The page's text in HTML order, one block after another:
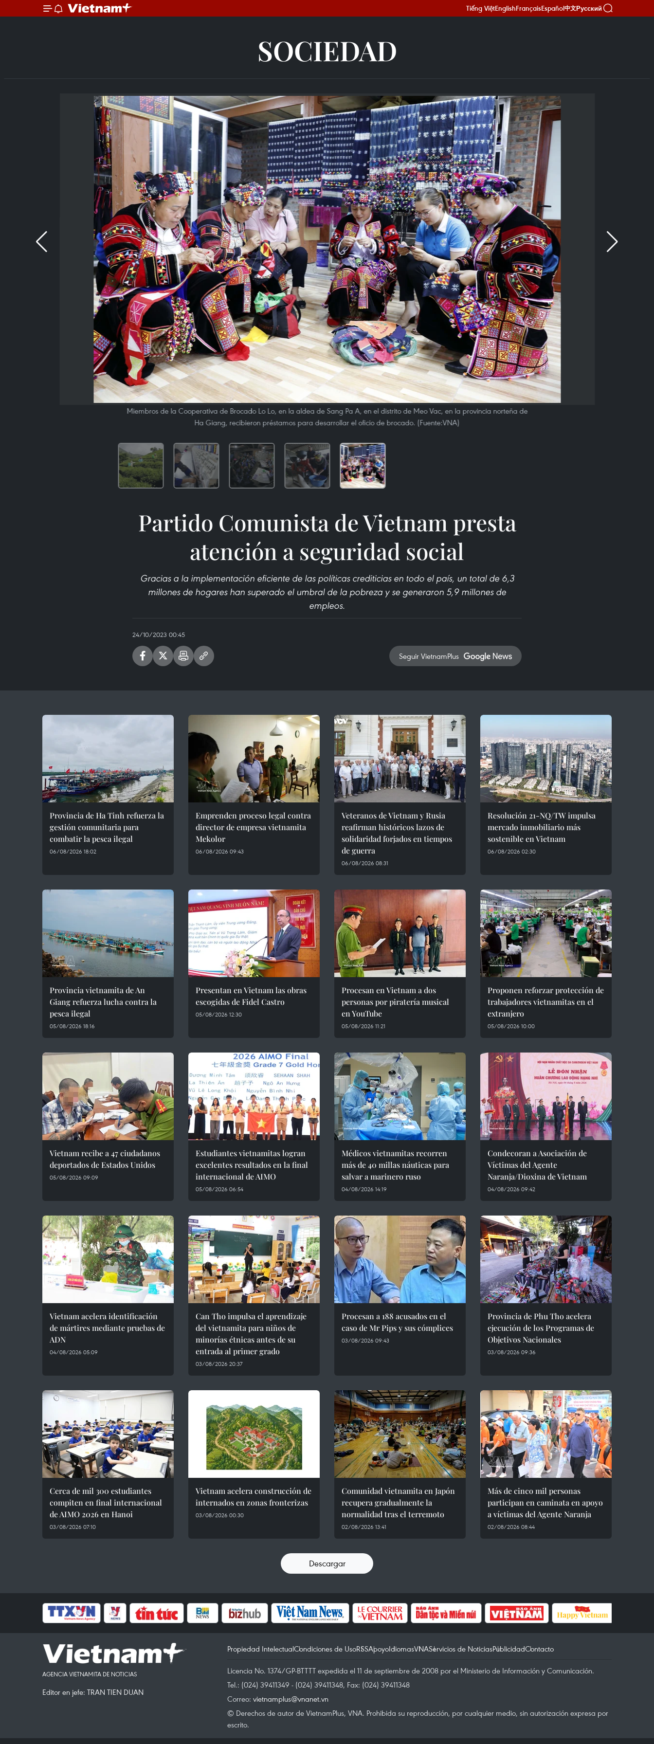
Tiếng ViệtEnglishFrançaisEspañol中文Русский
SOCIEDAD
Miembros de la Cooperativa de Brocado Lo Lo, en la aldea de Sang Pa A, en el distrito de Meo Vac, en la provincia norteña de
Ha Giang, recibieron préstamos para desarrollar el oficio de brocado. (Fuente:VNA)
Partido Comunista de Vietnam presta
atención a seguridad social
Gracias a la implementación eficiente de las políticas crediticias en todo el país, un total de 6,3
millones de hogares han superado el umbral de la pobreza y se generaron 5,9 millones de
empleos.
24/10/2023 00:45
Seguir VietnamPlus
Provincia de Ha Tinh refuerza la
gestión comunitaria para
combatir la pesca ilegal
06/08/2026 18:02
Emprenden proceso legal contra
director de empresa vietnamita
Mekolor
06/08/2026 09:43
Veteranos de Vietnam y Rusia
reafirman históricos lazos de
solidaridad forjados en tiempos
de guerra
06/08/2026 08:31
Resolución 21-NQ/TW impulsa
mercado inmobiliario más
sostenible en Vietnam
06/08/2026 02:30
Provincia vietnamita de An
Giang refuerza lucha contra la
pesca ilegal
05/08/2026 18:16
Presentan en Vietnam las obras
escogidas de Fidel Castro
05/08/2026 12:30
Procesan en Vietnam a dos
personas por piratería musical
en YouTube
05/08/2026 11:21
Proponen reforzar protección de
trabajadores vietnamitas en el
extranjero
05/08/2026 10:00
Vietnam recibe a 47 ciudadanos
deportados de Estados Unidos
05/08/2026 09:09
Estudiantes vietnamitas logran
excelentes resultados en la final
internacional de AIMO
05/08/2026 06:54
Médicos vietnamitas recorren
más de 40 millas náuticas para
salvar a marinero ruso
04/08/2026 14:19
Condecoran a Asociación de
Víctimas del Agente
Naranja/Dioxina de Vietnam
04/08/2026 09:42
Vietnam acelera identificación
de mártires mediante pruebas de
ADN
04/08/2026 05:09
Can Tho impulsa el aprendizaje
del vietnamita para niños de
minorías étnicas antes de su
entrada al primer grado
03/08/2026 20:37
Procesan a 188 acusados en el
caso de Mr Pips y sus cómplices
03/08/2026 09:43
Provincia de Phu Tho acelera
ejecución de los Programas de
Objetivos Nacionales
03/08/2026 09:36
Cerca de mil 300 estudiantes
compiten en final internacional
de AIMO 2026 en Hanoi
03/08/2026 07:10
Vietnam acelera construcción de
internados en zonas fronterizas
03/08/2026 00:30
Comunidad vietnamita en Japón
recupera gradualmente la
normalidad tras el terremoto
02/08/2026 13:41
Más de cinco mil personas
participan en caminata en apoyo
a víctimas del Agente Naranja
02/08/2026 08:44
Descargar
AGENCIA VIETNAMITA DE NOTICIAS
Editor en jefe: TRAN TIEN DUAN
Propiedad IntelectualCondiciones de UsoRSSApoyoIdiomasVNAServicios de NoticiasPublicidadContacto
Licencia No. 1374/GP-BTTTT expedida el 11 de septiembre de 2008 por el Ministerio de Información y Comunicación.
Tel.: (024) 39411349 - (024) 39411348, Fax: (024) 39411348
Correo: vietnamplus@vnanet.vn
© Derechos de autor de VietnamPlus, VNA. Prohibida su reproducción, por cualquier medio, sin autorización expresa por
escrito.